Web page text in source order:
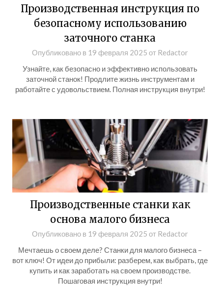
Производственная инструкция по
безопасному использованию
заточного станка
Опубликовано в 19 февраля 2025 от Redactor
Узнайте, как безопасно и эффективно использовать
заточной станок! Продлите жизнь инструментам и
работайте с удовольствием. Полная инструкция внутри!
Производственные станки как
основа малого бизнеса
Опубликовано в 19 февраля 2025 от Redactor
Мечтаешь о своем деле? Станки для малого бизнеса –
вот ключ! От идеи до прибыли: разберем, как выбрать, где
купить и как заработать на своем производстве.
Пошаговая инструкция внутри!